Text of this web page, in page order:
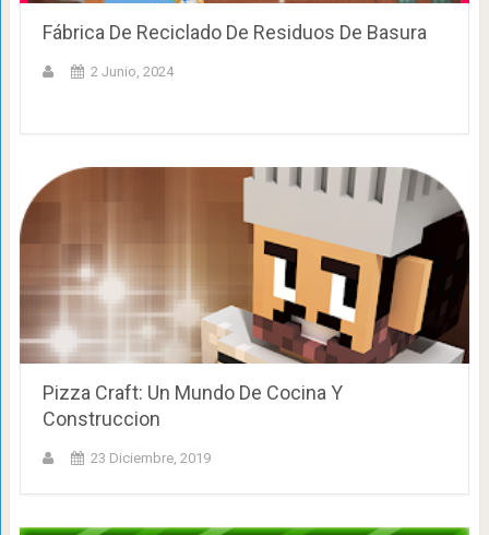
Fábrica De Reciclado De Residuos De Basura
2 Junio, 2024
Pizza Craft: Un Mundo De Cocina Y
Construccion
23 Diciembre, 2019